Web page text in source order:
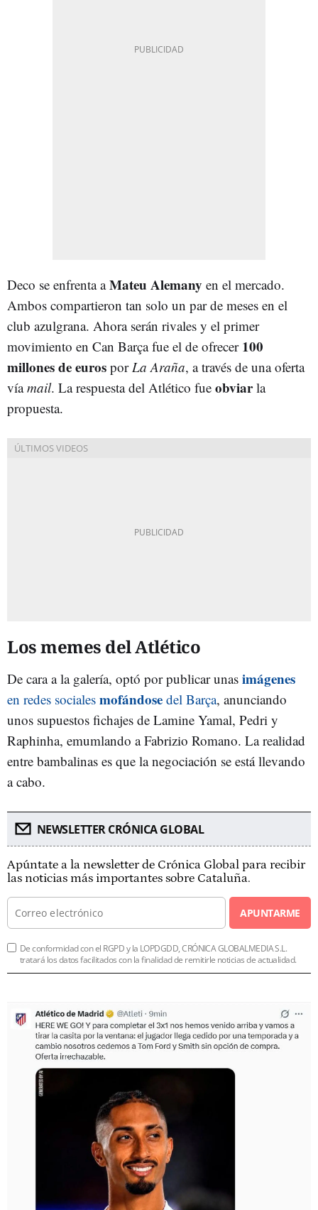
Deco se enfrenta aMateu Alemany en el mercado.
Ambos compartieron tan solo un par de meses en el
club azulgrana. Ahora serán rivales y el primer
movimiento en Can Barça fue el de ofrecer 100
millones de euros porLa Araña, a través de una oferta
víamail. La respuesta del Atlético fue obviarla
propuesta.
Los memes del Atlético
De cara a la galería, optó por publicar unas imágenes
en redes sociales mofándose del Barça, anunciando
unos supuestos fichajes de Lamine Yamal, Pedri y
Raphinha, emumlando a Fabrizio Romano. La realidad
entre bambalinas es que la negociación se está llevando
a cabo.
NEWSLETTER CRÓNICA GLOBAL
Apúntate a la newsletter de Crónica Global para recibir
las noticias más importantes sobre Cataluña.
APUNTARME
De conformidad con el RGPD y la LOPDGDD, CRÓNICA GLOBALMEDIA S.L.
tratará los datos facilitados con la finalidad de remitirle noticias de actualidad.